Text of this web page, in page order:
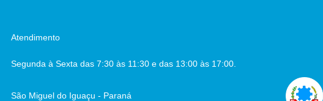
Atendimento
Segunda à Sexta das 7:30 às 11:30 e das 13:00 às 17:00.
São Miguel do Iguaçu - Paraná